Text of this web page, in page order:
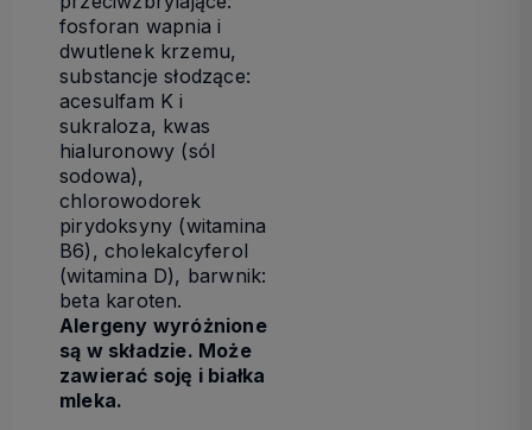
fosforan wapnia i
dwutlenek krzemu,
substancje słodzące:
acesulfam K i
sukraloza, kwas
hialuronowy (sól
sodowa),
chlorowodorek
pirydoksyny (witamina
B6), cholekalcyferol
(witamina D), barwnik:
beta karoten.
Alergeny wyróżnione
są w składzie. Może
zawierać soję i białka
mleka.